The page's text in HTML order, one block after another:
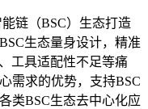
能链（BSC）生态打造
生态量身设计，精准
工具适配性不足等痛
需求的优势，支持BSC
类BSC生态去中心化应